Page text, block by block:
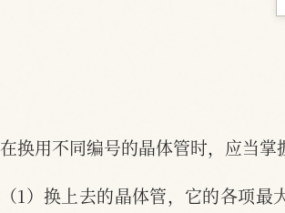
在换用不同编号的晶体管时，应当掌
（1）换上去的晶体管，它的各项